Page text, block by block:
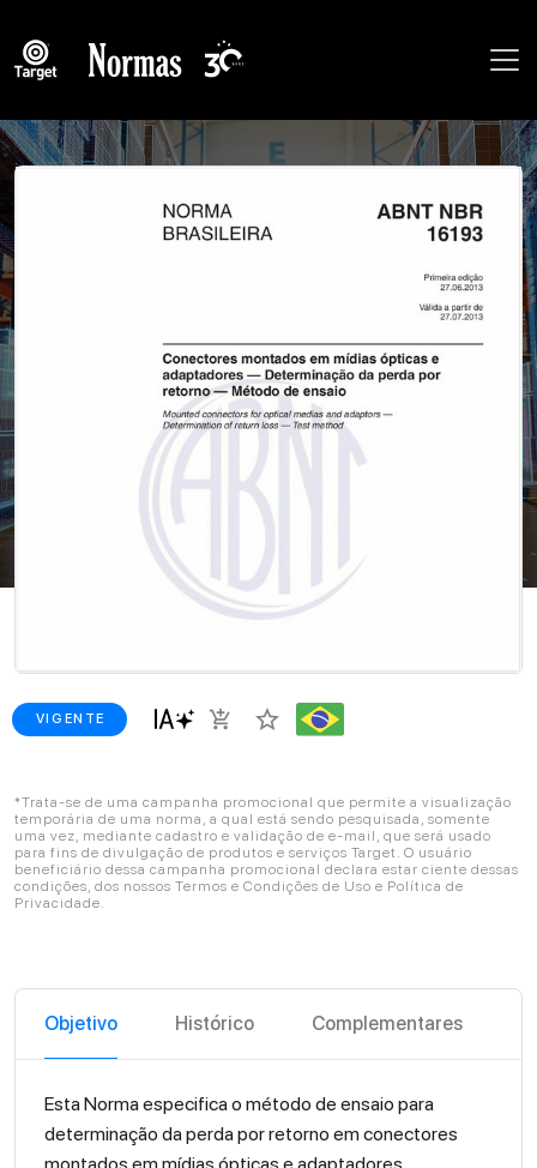
VIGENTE add_shopping_cart star_border
*Trata-se de uma campanha promocional que permite a visualização
temporária de uma norma, a qual está sendo pesquisada, somente
uma vez, mediante cadastro e validação de e-mail, que será usado
para fins de divulgação de produtos e serviços Target. O usuário
beneficiário dessa campanha promocional declara estar ciente dessas
condições, dos nossos Termos e Condições de Uso e Política de
Privacidade.
Objetivo Histórico Complementares
Esta Norma especifica o método de ensaio para
determinação da perda por retorno em conectores
montados em mídias ópticas e adaptadores.